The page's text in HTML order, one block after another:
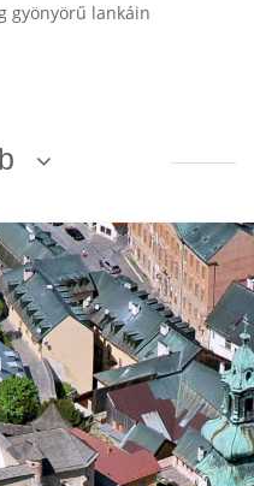
gyönyörű lankáin